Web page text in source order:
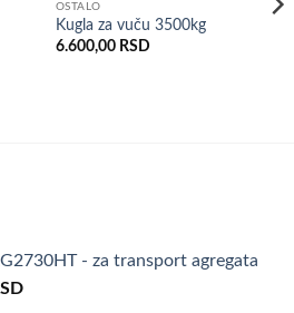
OSTALO
Kugla za vuču 3500kg
6.600,00 RSD
- za transport agregata